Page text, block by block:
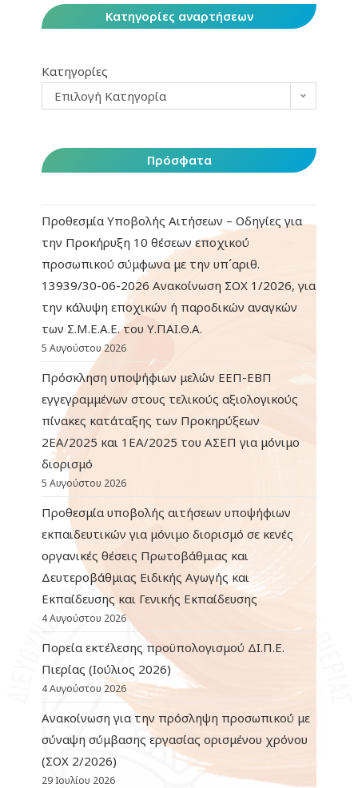
Κατηγορίες αναρτήσεων
Κατηγορίες
Επιλογή Κατηγορία
Πρόσφατα
Προθεσμία Υποβολής Αιτήσεων – Οδηγίες για
την Προκήρυξη 10 θέσεων εποχικού
προσωπικού σύμφωνα με την υπ΄αριθ.
13939/30-06-2026 Ανακοίνωση ΣΟΧ 1/2026, για
την κάλυψη εποχικών ή παροδικών αναγκών
των Σ.Μ.Ε.Α.Ε. του Υ.ΠΑΙ.Θ.Α.
5 Αυγούστου 2026
Πρόσκληση υποψήφιων μελών ΕΕΠ-ΕΒΠ
εγγεγραμμένων στους τελικούς αξιολογικούς
πίνακες κατάταξης των Προκηρύξεων
2ΕΑ/2025 και 1ΕΑ/2025 του ΑΣΕΠ για μόνιμο
διορισμό
5 Αυγούστου 2026
Προθεσμία υποβολής αιτήσεων υποψήφιων
εκπαιδευτικών για μόνιμο διορισμό σε κενές
οργανικές θέσεις Πρωτοβάθμιας και
Δευτεροβάθμιας Ειδικής Αγωγής και
Εκπαίδευσης και Γενικής Εκπαίδευσης
4 Αυγούστου 2026
Πορεία εκτέλεσης προϋπολογισμού ΔΙ.Π.Ε.
Πιερίας (Ιούλιος 2026)
4 Αυγούστου 2026
Ανακοίνωση για την πρόσληψη προσωπικού με
σύναψη σύμβασης εργασίας ορισμένου χρόνου
(ΣΟΧ 2/2026)
29 Ιουλίου 2026